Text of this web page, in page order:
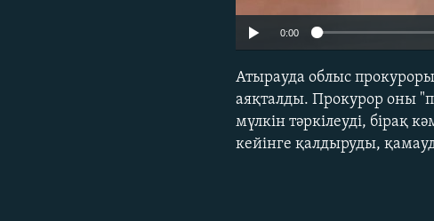
0:00
Атырауда облыс
аяқталды. Прокурор оны
мүлкін тәркілеуді, бірақ
кейінге қалдыруды,